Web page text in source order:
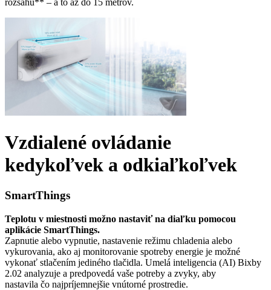
rozsahu** – a to až do 15 metrov.
Vzdialené ovládanie
kedykoľvek a odkiaľkoľvek
SmartThings
Teplotu v miestnosti možno nastaviť na diaľku pomocou
aplikácie SmartThings.
Zapnutie alebo vypnutie, nastavenie režimu chladenia alebo
vykurovania, ako aj monitorovanie spotreby energie je možné
vykonať stlačením jediného tlačidla. Umelá inteligencia (AI) Bixby
2.02 analyzuje a predpovedá vaše potreby a zvyky, aby
nastavila čo najpríjemnejšie vnútorné prostredie.